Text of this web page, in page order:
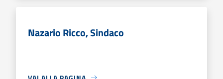
Nazario Ricco, Sindaco